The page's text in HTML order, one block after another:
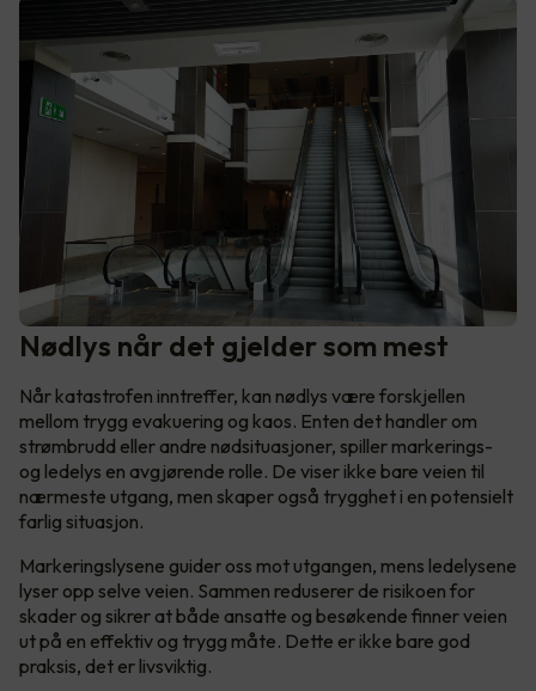
Nødlys når det gjelder som mest
Når katastrofen inntreffer, kan nødlys være forskjellen
mellom trygg evakuering og kaos. Enten det handler om
strømbrudd eller andre nødsituasjoner, spiller markerings-
og ledelys en avgjørende rolle. De viser ikke bare veien til
nærmeste utgang, men skaper også trygghet i en potensielt
farlig situasjon.
Markeringslysene guider oss mot utgangen, mens ledelysene
lyser opp selve veien. Sammen reduserer de risikoen for
skader og sikrer at både ansatte og besøkende finner veien
ut på en effektiv og trygg måte. Dette er ikke bare god
praksis, det er livsviktig.